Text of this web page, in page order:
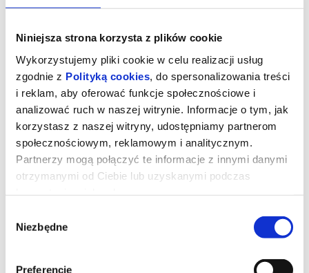
Niniejsza strona korzysta z plików cookie
Wykorzystujemy pliki cookie w celu realizacji usług
zgodnie z Polityką cookies , do spersonalizowania treści
i reklam, aby oferować funkcje społecznościowe i
analizować ruch w naszej witrynie. Informacje o tym, jak
korzystasz z naszej witryny, udostępniamy partnerom
społecznościowym, reklamowym i analitycznym.
Partnerzy mogą połączyć te informacje z innymi danymi
otrzymanymi od Ciebie lub uzyskanymi podczas
zgody
Niezbędne
Preferencje
STRASZNY FILM 2D DUBBING
kinowa znajduje się w szkole TWP ul. Kraszewskiego 8A
Dwadzieścia sześć lat po tym, jak udało im się ujść z życiem przed
legendarna czwórka ponownie staje się celem tajemniczego
mordercy. Cindy, Brenda, Ray i Shorty muszą jeszcze raz połączyć